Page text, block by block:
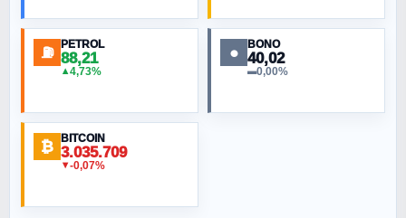
NURETTIN BÖLÜK
ORHAN KILIÇOĞLU
Fahişeye beyinli bir müstevli alçağına
⛽ PETROL
88,21
▲4,73%
● BONO
40,02
▬0,00%
₿ BITCOIN
3.035.709
▼-0,07%